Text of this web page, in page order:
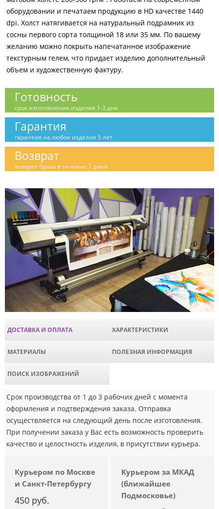
оборудовании и печатаем продукцию в HD качестве 1440
dpi. Холст натягивается на натуральный подрамник из
сосны первого сорта толщиной 18 или 35 мм. По вашему
желанию можно покрыть напечатанное изображение
текстурным гелем, что придает изделию дополнительный
объем и художественную фактуру.
Готовность
срок изготовления изделия 1-3 дня
Гарантия
гарантия на любое изделие 5 лет
Возврат
возврат брака в течение 7 дней
ДОСТАВКА И ОПЛАТА ХАРАКТЕРИСТИКИ
МАТЕРИАЛЫ ПОЛЕЗНАЯ ИНФОРМАЦИЯ
ПОИСК ИЗОБРАЖЕНИЙ
Срок производства от 1 до 3 рабочих дней с момента
оформления и подтверждения заказа. Отправка
осуществляется на следующий день после изготовления.
При получении заказа у Вас есть возможность проверить
качество и целостность изделия, в присутствии курьера.
Курьером по Москве
и Санкт-Петербургу
450 руб.
Курьером за МКАД
(ближайшее
Подмосковье)